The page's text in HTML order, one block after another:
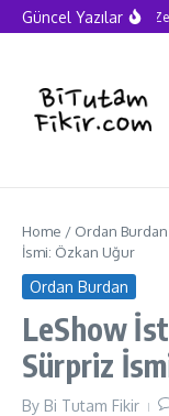
Skip to content
Güncel YazılarYapay
Home / Ordan Burdan
İsmi: Özkan Uğur
Ordan Burdan
LeShow
Sürpriz
By Bi Tutam Fikir